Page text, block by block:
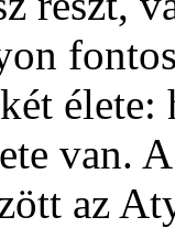
van.
az